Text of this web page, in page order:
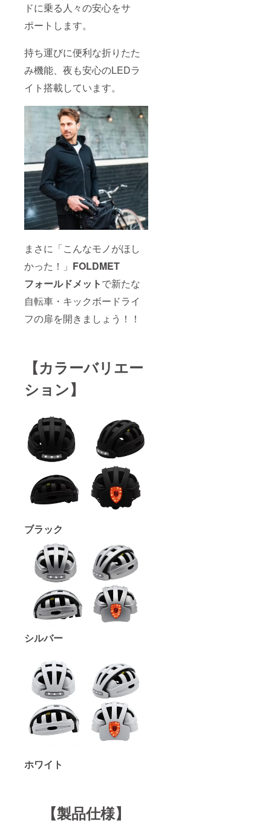
ドに乗る人々の安心をサ
ポートします。
持ち運びに便利な折りたた
み機能、夜も安心のLEDラ
イト搭載しています。
まさに「こんなモノがほし
かった！」 FOLDMET
フォールドメットで新たな
自転車・キックボードライ
フの扉を開きましょう！！
【カラーバリエー
ション】
ブラック
シルバー
ホワイト
【製品仕様】